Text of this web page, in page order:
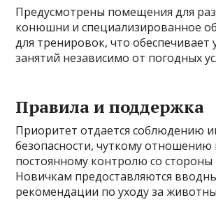
Предусмотрены помещения для
конюшни и специализированное
для тренировок, что обеспечивает
занятий независимо от погодных
Правила и поддержка
Приоритет отдается соблюдению
безопасности, чуткому
постоянному контролю со стороны
Новичкам предоставляются
рекомендации по уходу за